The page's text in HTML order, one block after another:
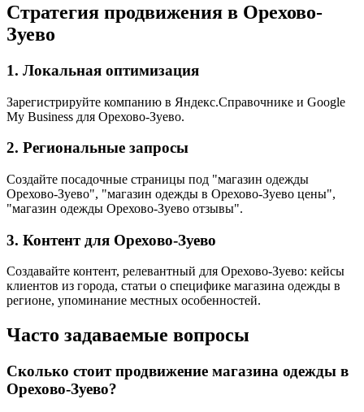
Стратегия продвижения в Орехово-
Зуево
1. Локальная оптимизация
Зарегистрируйте компанию в Яндекс.Справочнике и Google
My Business для Орехово-Зуево.
2. Региональные запросы
Создайте посадочные страницы под "магазин одежды
Орехово-Зуево", "магазин одежды в Орехово-Зуево цены",
"магазин одежды Орехово-Зуево отзывы".
3. Контент для Орехово-Зуево
Создавайте контент, релевантный для Орехово-Зуево: кейсы
клиентов из города, статьи о специфике магазина одежды в
регионе, упоминание местных особенностей.
Часто задаваемые вопросы
Сколько стоит продвижение магазина одежды в
Орехово-Зуево?